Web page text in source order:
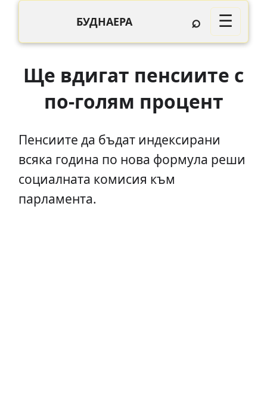
БУДНАЕРА ⌕ ☰
Ще вдигат пенсиите с
по-голям процент
Пенсиите да бъдат индексирани
всяка година по нова формула реши
социалната комисия към
парламента.